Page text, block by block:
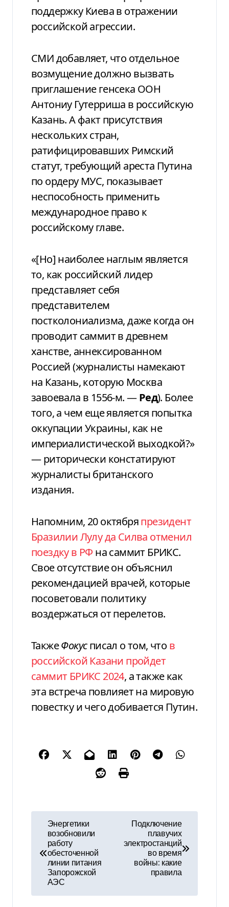
поддержку Киева в отражении
российской агрессии.
СМИ добавляет, что отдельное
возмущение должно вызвать
приглашение генсека ООН
Антониу Гутерриша в российскую
Казань. А факт присутствия
нескольких стран,
ратифицировавших Римский
статут, требующий ареста Путина
по ордеру МУС, показывает
неспособность применить
международное право к
российскому главе.
«[Но] наиболее наглым является
то, как российский лидер
представляет себя
представителем
постколониализма, даже когда он
проводит саммит в древнем
ханстве, аннексированном
Россией (журналисты намекают
на Казань, которую Москва
завоевала в 1556-м. —Ред). Более
того, а чем еще является попытка
оккупации Украины, как не
империалистической выходкой?»
— риторически констатируют
журналисты британского
издания.
Напомним, 20 октябряпрезидент
Бразилии Лулу да Силва отменил
поездку в РФ на саммит БРИКС.
Свое отсутствие он объяснил
рекомендацией врачей, которые
посоветовали политику
воздержаться от перелетов.
ТакжеФокусписал о том, что в
российской Казани пройдет
саммит БРИКС 2024, а также как
эта встреча повлияет на мировую
повестку и чего добивается Путин.
Энергетики
возобновили
работу
обесточенной
линии питания
Запорожской
АЭС
Подключение
плавучих
электростанций
во время
войны: какие
правила